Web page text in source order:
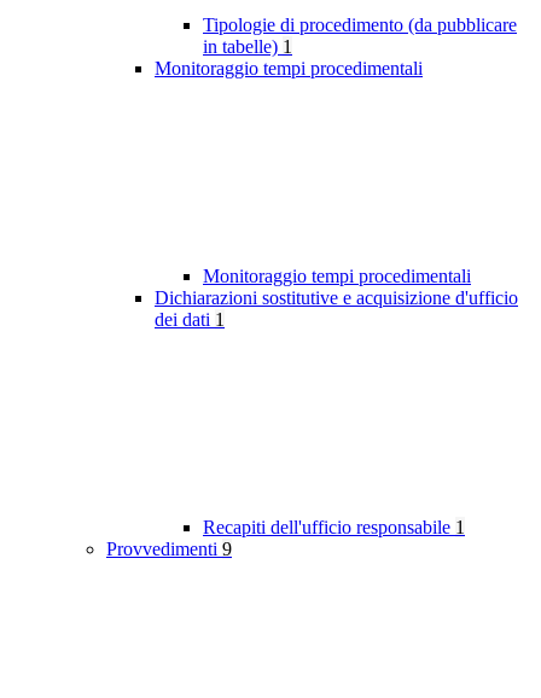
Tipologie di procedimento (da pubblicare
in tabelle) 1
Monitoraggio tempi procedimentali
Monitoraggio tempi procedimentali
Dichiarazioni sostitutive e acquisizione d'ufficio
dei dati 1
Recapiti dell'ufficio responsabile 1
Provvedimenti 9